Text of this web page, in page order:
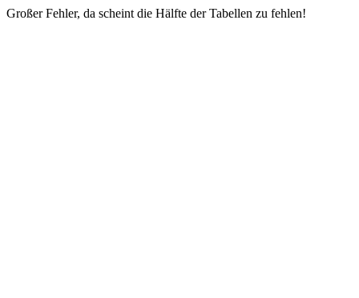
Großer Fehler, da scheint die Hälfte der Tabellen zu fehlen!